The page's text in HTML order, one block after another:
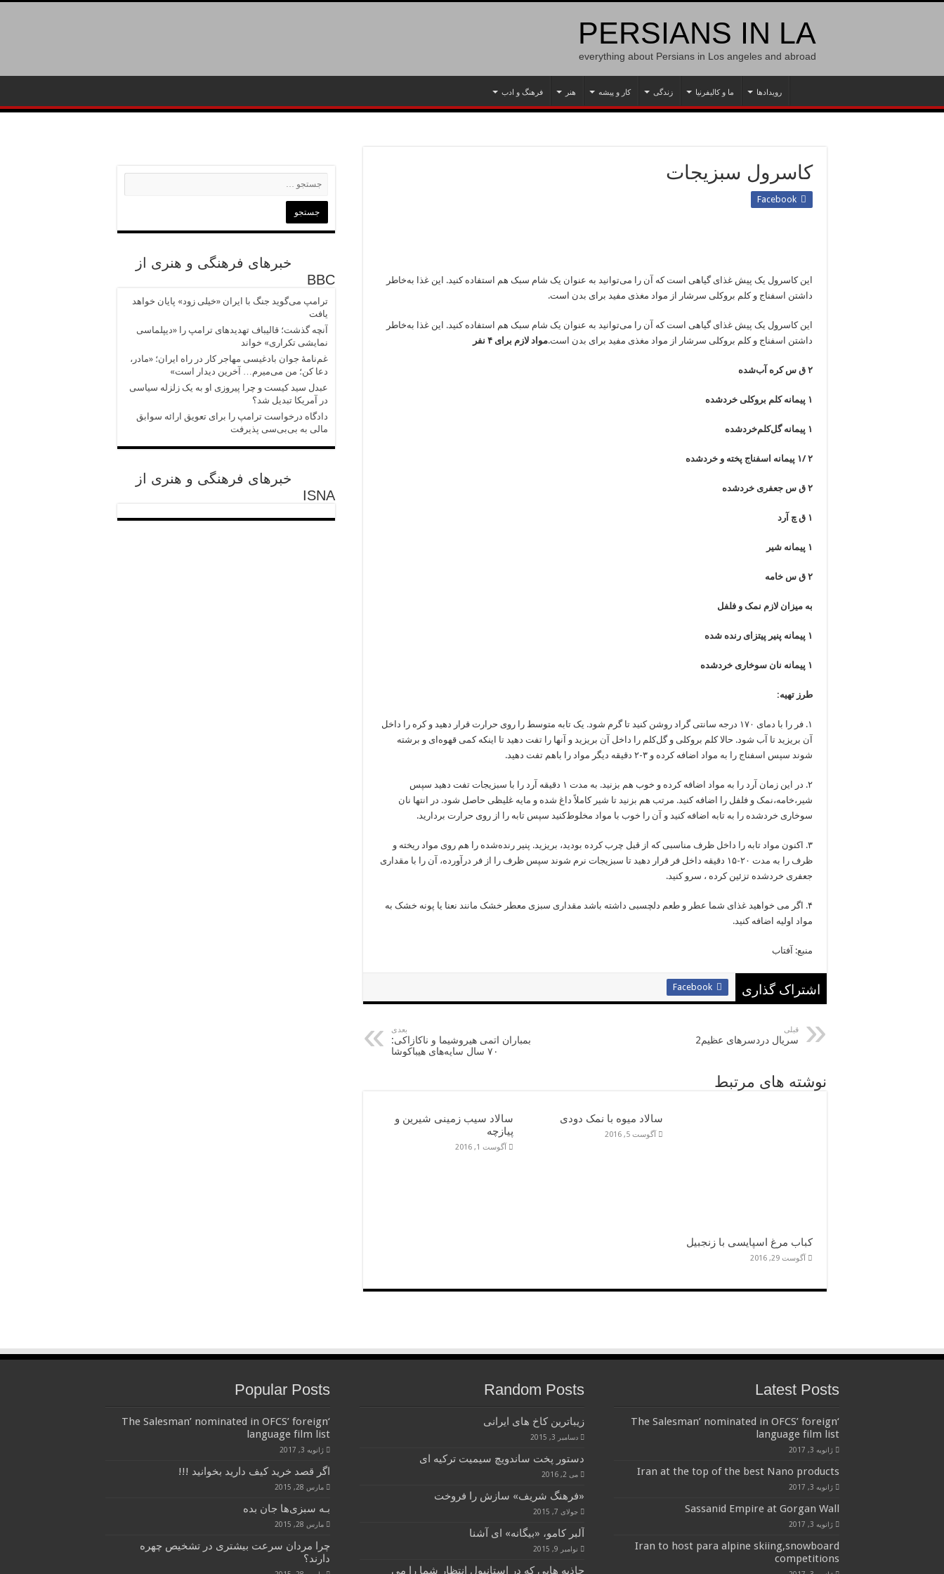
PERSIANS IN LA
everything about Persians in Los angeles and abroad
رویدادها ما و کالیفرنیا زندگی کار و پیشه هنر فرهنگ و ادب
کاسرول سبزیجات
Facebook
این کاسرول یک پیش غذای گیاهی است که آن را می‌‌توانید به عنوان یک شام سبک هم استفاده کنید. این غذا به‌‌خاطر
داشتن اسفناج و کلم بروکلی سرشار از مواد مغذی مفید برای بدن است.
این کاسرول یک پیش غذای گیاهی است که آن را می‌‌توانید به عنوان یک شام سبک هم استفاده کنید. این غذا به‌‌خاطر
داشتن اسفناج و کلم بروکلی سرشار از مواد مغذی مفید برای بدن است.مواد لازم برای ۴ نفر
۲ ق س کره آب‌شده
۱ پیمانه کلم بروکلی خردشده
۱ پیمانه گل‌کلم‌خردشده
۲ /۱ پیمانه اسفناج پخته و خردشده
۲ ق س جعفری خردشده
۱ ق چ آرد
۱ پیمانه شیر
۲ ق س خامه
به میزان لازم نمک و فلفل
۱ پیمانه پنیر پیتزای رنده شده
۱ پیمانه نان سوخاری خردشده
طرز تهیه:
۱. فر را با دمای ۱۷۰ درجه سانتی گراد روشن کنید تا گرم شود. یک تابه متوسط را روی حرارت قرار دهید و کره را داخل
آن بریزید تا آب شود. حالا کلم بروکلی و گل‌کلم را داخل آن بریزید و آنها را تفت دهید تا اینکه کمی قهوه‌ای و برشته
شوند سپس اسفناج را به مواد اضافه کرده و ۳-۲ دقیقه دیگر مواد را باهم تفت دهید.
۲. در این زمان آرد را به مواد اضافه کرده و خوب هم بزنید. به مدت ۱ دقیقه آرد را با سبزیجات تفت دهید سپس
شیر،خامه،نمک و فلفل را اضافه کنید. مرتب هم بزنید تا شیر کاملاً داغ شده و مایه غلیظی حاصل شود. در انتها نان
سوخاری خردشده را به تابه اضافه کنید و آن را خوب با مواد مخلوط‌کنید سپس تابه را از روی حرارت بردارید.
۳. اکنون مواد تابه را داخل ظرف مناسبی که از قبل چرب کرده بودید، بریزید. پنیر رنده‌‌شده را هم روی مواد ریخته و
ظرف را به مدت ۲۰-۱۵ دقیقه داخل فر قرار دهید تا سبزیجات نرم شوند سپس ظرف را از فر درآورده، آن را با مقداری
جعفری خردشده تزئین کرده ، سرو کنید.
۴. اگر می خواهید غذای شما عطر و طعم دلچسبی داشته باشد مقداری سبزی معطر خشک مانند نعنا یا پونه خشک به
مواد اولیه اضافه کنید.
منبع: آفتاب
اشتراک گذاری Facebook
قبلی
سریال دردسرهای عظیم2
بعدی
بمباران اتمی هیروشیما و ناکازاکی:
۷۰ سال سایه‌های هیباکوشا
نوشته های مرتبط
کباب مرغ اسپایسی با زنجبیل
آگوست 29, 2016
سالاد میوه با نمک دودی
آگوست 5, 2016
سالاد سیب زمینی شیرین و
پیازچه
آگوست 1, 2016
خبرهای فرهنگی و هنری از
BBC
ترامپ می‌گوید جنگ با ایران «خیلی زود» پایان خواهد
یافت
آنچه گذشت؛ قالیباف تهدیدهای ترامپ را «دیپلماسی
نمایشی تکراری» خواند
غم‌نامهٔ جوان بادغیسی مهاجر کار در راه ایران؛ «مادر،
دعا کن؛ من می‌میرم… آخرین دیدار است»
عبدل سید کیست و چرا پیروزی‌ او به یک زلزله سیاسی
در آمریکا تبدیل شد؟
دادگاه درخواست ترامپ را برای تعویق ارائه سوابق
مالی به بی‌بی‌سی پذیرفت
خبرهای فرهنگی و هنری از
ISNA
Latest Posts
‘The Salesman’ nominated in OFCS’ foreign
language film list
ژانویه 3, 2017
Iran at the top of the best Nano products
ژانویه 3, 2017
Sassanid Empire at Gorgan Wall
ژانویه 3, 2017
Iran to host para alpine skiing,snowboard
competitions
Random Posts
زیباترین کاخ های ایرانی
دسامبر 3, 2015
دستور پخت ساندویچ سیمیت ترکیه ای
می 2, 2016
«فرهنگ شریف» سازش را فروخت
جولای 7, 2015
آلبر کامو، «بیگانه» ای آشنا
نوامبر 9, 2015
جاذبه‌ هایی که در استانبول انتظار شما را می
Popular Posts
‘The Salesman’ nominated in OFCS’ foreign
language film list
ژانویه 3, 2017
اگر قصد خرید کیف دارید بخوانید !!!
مارس 28, 2015
بـه سبزی‌ها جان بده
مارس 28, 2015
چرا مردان سرعت بیشتری در تشخیص چهره
دارند؟